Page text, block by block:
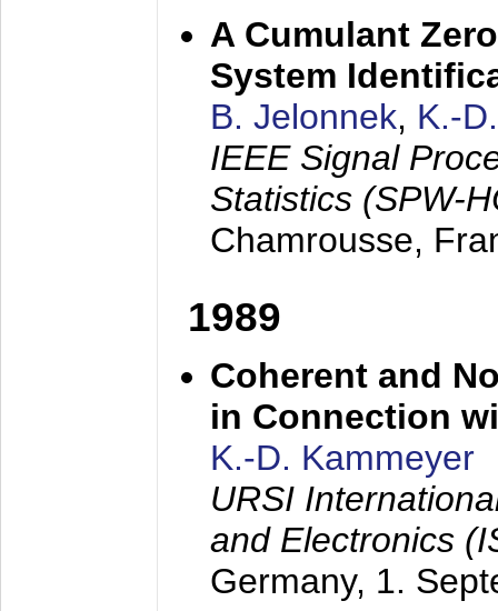
A Cumulant
System
B. Jelonnek, K.-
IEEE Signal
Statistics (SPW-
Chamrousse,
1989
Coherent and
in Connection
K.-D. Kammeyer
URSI
and Electronics
Germany, 1.